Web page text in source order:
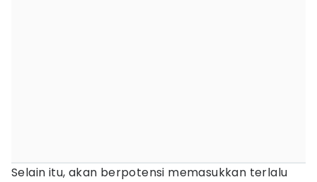
Selain itu, akan berpotensi memasukkan terlalu